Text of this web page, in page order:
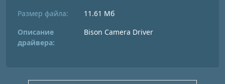
Размер файла:
11.61 Мб
Описание
драйвера:
Bison Camera Driver